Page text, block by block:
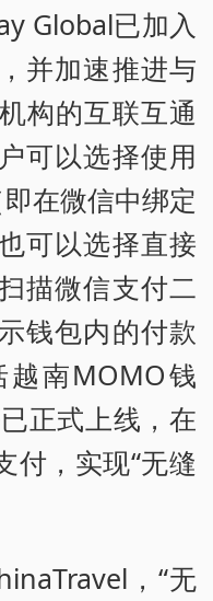
Global已加入
并加速推进与
构的互联互通
可以选择使用
在微信中绑定
可以选择直接
描微信支付二
钱包内的付款
南MOMO钱
正式上线，在
付，实现“无缝
，“无